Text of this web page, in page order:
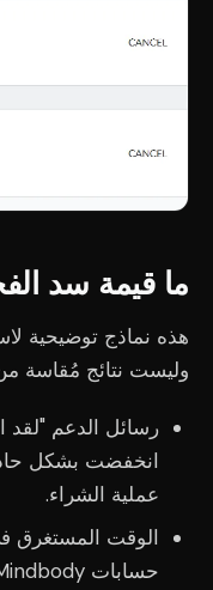
ما قيمة سد
وليست نتائج مُقاسة
رسائل الدعم
انخفضت بشكل
عملية الشراء.